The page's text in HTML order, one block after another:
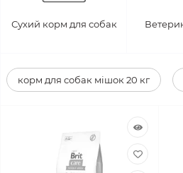
Сухий корм для собак
корм для собак мішок 20 кг